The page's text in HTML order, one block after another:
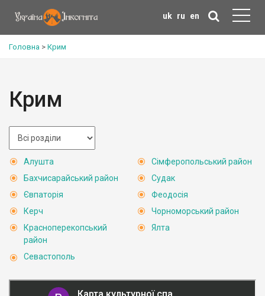
uk ru en
Головна > Крим
Крим
Алушта
Бахчисарайський район
Євпаторія
Керч
Красноперекопський
район
Севастополь
Сімферопольський район
Судак
Феодосія
Чорноморський район
Ялта